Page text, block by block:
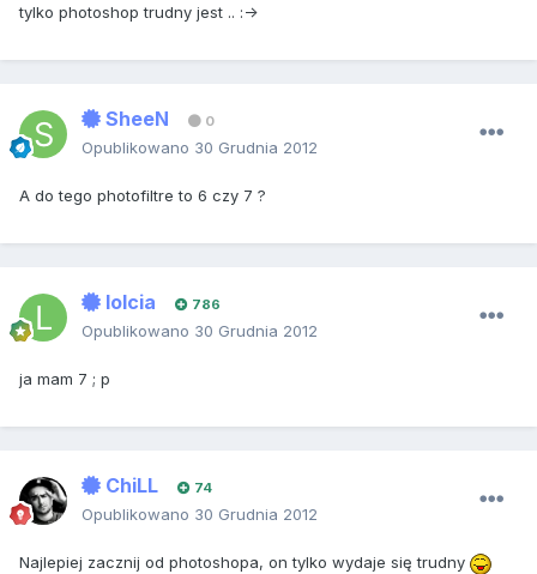
tylko photoshop trudny jest .. :->
SheeN 0
Opublikowano 30 Grudnia 2012
A do tego photofiltre to 6 czy 7 ?
lolcia 786
Opublikowano 30 Grudnia 2012
ja mam 7 ; p
ChiLL 74
Opublikowano 30 Grudnia 2012
Najlepiej zacznij od photoshopa, on tylko wydaje się trudny